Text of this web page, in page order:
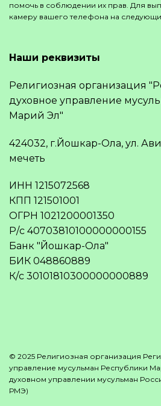
помочь в соблюдении их прав. Для
камеру вашего телефона на
Наши реквизиты
Религиозная организация
духовное управление
Марий Эл"
424032, г.Йошкар-Ола, ул.
мечеть
ИНН 1215072568
КПП 121501001
ОГРН 1021200001350
Р/с 40703810100000000155
Банк "Йошкар-Ола"
БИК 048860889
К/с 30101810300000000889
© 2025 Религиозная организация
управление мусульман Республики
духовном управлении мусульман
РМЭ)